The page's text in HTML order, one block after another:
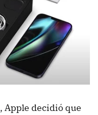
, Apple decidió que